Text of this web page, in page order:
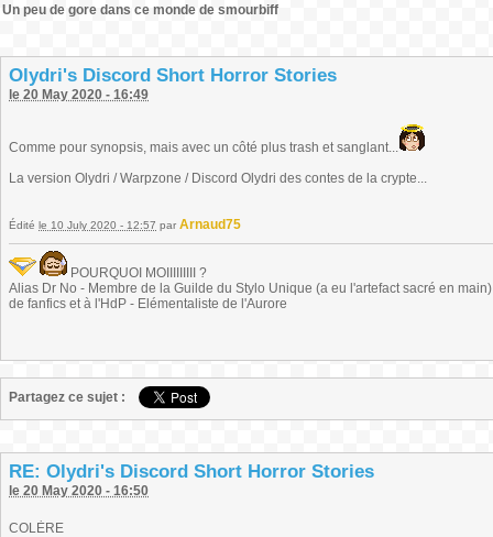
Un peu de gore dans ce monde de smourbiff
Olydri's Discord Short Horror Stories
le 20 May 2020 - 16:49
Comme pour synopsis, mais avec un côté plus trash et sanglant...
La version Olydri / Warpzone / Discord Olydri des contes de la crypte...
Édité le 10 July 2020 - 12:57 par Arnaud75
POURQUOI MOIIIIIIIII ?
Alias Dr No - Membre de la Guilde du Stylo Unique (a eu l'artefact sacré en
de fanfics et à l'HdP - Elémentaliste de l'Aurore
Partagez ce sujet :
RE: Olydri's Discord Short Horror Stories
le 20 May 2020 - 16:50
COLÈRE